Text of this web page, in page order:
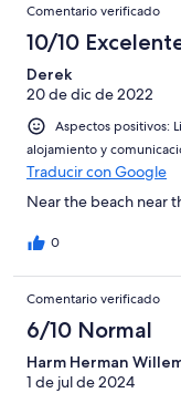
Comentario verificado
10/10
Derek
20 de dic de 2022
Aspectos positivos:
alojamiento y
Traducir con Google
Near the beach near
0
Comentario verificado
6/10 Normal
Harm Herman
1 de jul de 2024